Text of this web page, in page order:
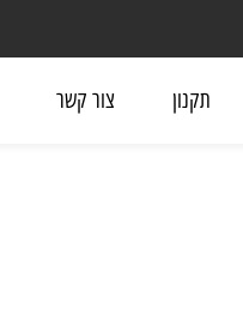
תקנון צור קשר